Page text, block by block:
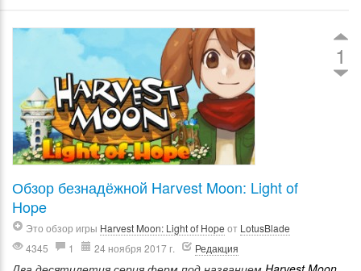
1
Обзор безнадёжной Harvest Moon: Light of
Hope
Это обзор игры Harvest Moon: Light of Hope от LotusBlade
4345
1 24 ноября 2017 г. Редакция